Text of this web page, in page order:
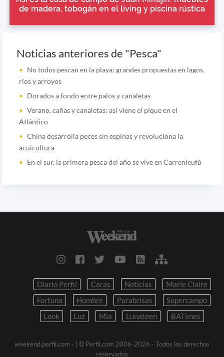
de madera, tobogán en el living y piscina rústica
Noticias anteriores de "Pesca"
No todos pescan en la playa: grandes propuestas en lagos,
ríos y arroyos
Dorados a fondo entre palos y canaletas
Verano, cañas y canaletas: así viene el pique en el
Atlántico
China desarrolla peces sin espinas y revoluciona la
acuicultura
En el sur, la primera pesca del año se vive en Carrenleufú
Diario Perfil Caras Noticias
Marie Claire
Fortuna
Hombre Parabrisas
Supercampo
Look
Luz Mia Lunateen BATimes
weekend.perfil.com -
| © Perfil.com 2006-2026 - Todos los derechos
reservados